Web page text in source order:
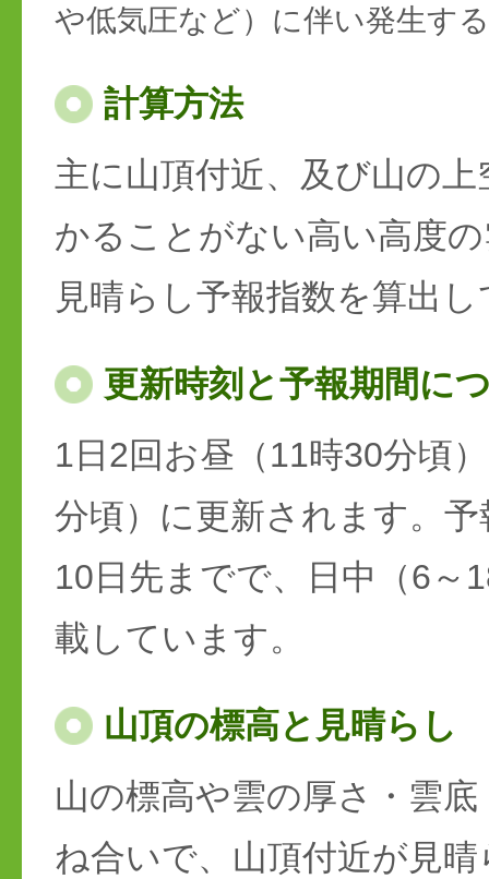
や低気圧など）に伴い発生す
計算方法
主に山頂付近、及び山の
かることがない高い高度
見晴らし予報指数を算出
更新時刻と予報期間に
1日2回お昼（11時30分頃
分頃）に更新されます。
10日先までで、日中（6～
載しています。
山頂の標高と見晴らし
山の標高や雲の厚さ・雲
ね合いで、山頂付近が見